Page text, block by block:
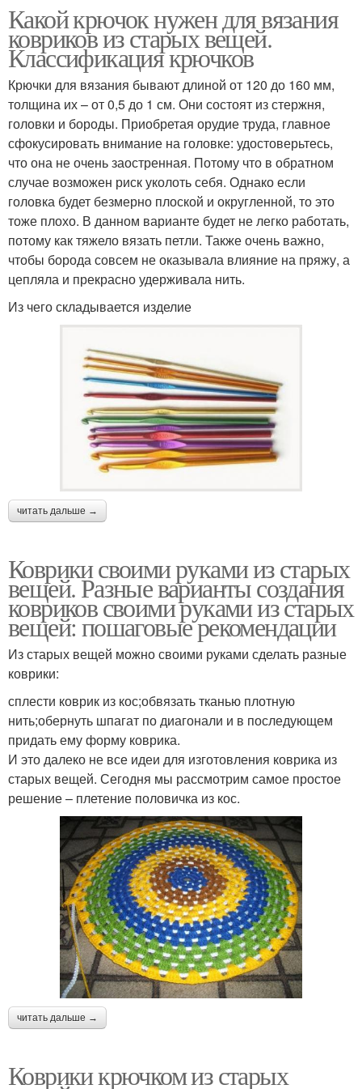
Какой крючок нужен для вязания
ковриков из старых вещей.
Классификация крючков
Крючки для вязания бывают длиной от 120 до 160 мм,
толщина их – от 0,5 до 1 см. Они состоят из стержня,
головки и бороды. Приобретая орудие труда, главное
сфокусировать внимание на головке: удостоверьтесь,
что она не очень заостренная. Потому что в обратном
случае возможен риск уколоть себя. Однако если
головка будет безмерно плоской и округленной, то это
тоже плохо. В данном варианте будет не легко работать,
потому как тяжело вязать петли. Также очень важно,
чтобы борода совсем не оказывала влияние на пряжу, а
цепляла и прекрасно удерживала нить.
Из чего складывается изделие
читать дальше →
Коврики своими руками из старых
вещей. Разные варианты создания
ковриков своими руками из старых
вещей: пошаговые рекомендации
Из старых вещей можно своими руками сделать разные
коврики:
сплести коврик из кос;обвязать тканью плотную
нить;обернуть шпагат по диагонали и в последующем
придать ему форму коврика.
И это далеко не все идеи для изготовления коврика из
старых вещей. Сегодня мы рассмотрим самое простое
решение – плетение половичка из кос.
читать дальше →
Коврики крючком из старых